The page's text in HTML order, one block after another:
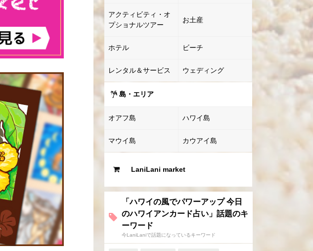
アクティビティ・オ
プショナルツアー
お土産
ホテル ビーチ
レンタル＆サービス ウェディング
島・エリア
オアフ島 ハワイ島
マウイ島 カウアイ島
LaniLani market
「ハワイの風でパワーアップ 今日
のハワイアンカード占い」話題のキ
ーワード
今LaniLaniで話題になっているキーワード